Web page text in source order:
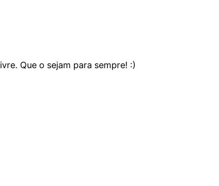
Que o sejam para sempre! :)